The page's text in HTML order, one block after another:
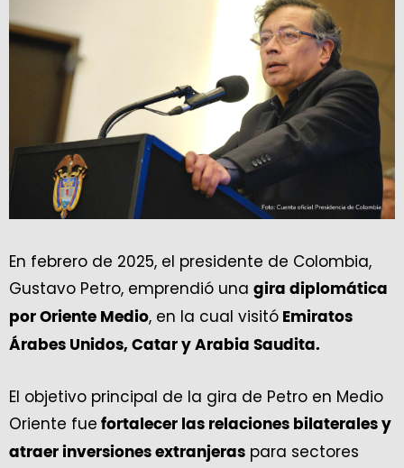
En febrero de 2025, el presidente de Colombia,
Gustavo Petro, emprendió una gira diplomática
por Oriente Medio, en la cual visitó Emiratos
Árabes Unidos, Catar y Arabia Saudita.
El objetivo principal de la gira de Petro en Medio
Oriente fue fortalecer las relaciones bilaterales y
atraer inversiones extranjeras para sectores